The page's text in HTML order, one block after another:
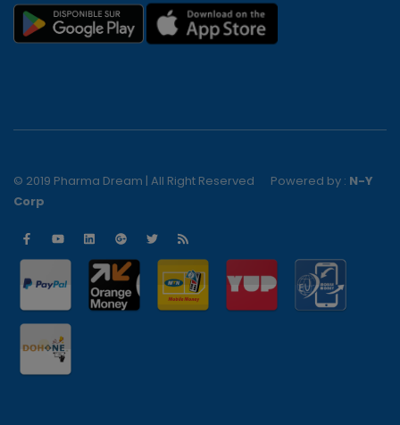
© 2019 Pharma Dream | All Right Reserved Powered by : N-Y
Corp